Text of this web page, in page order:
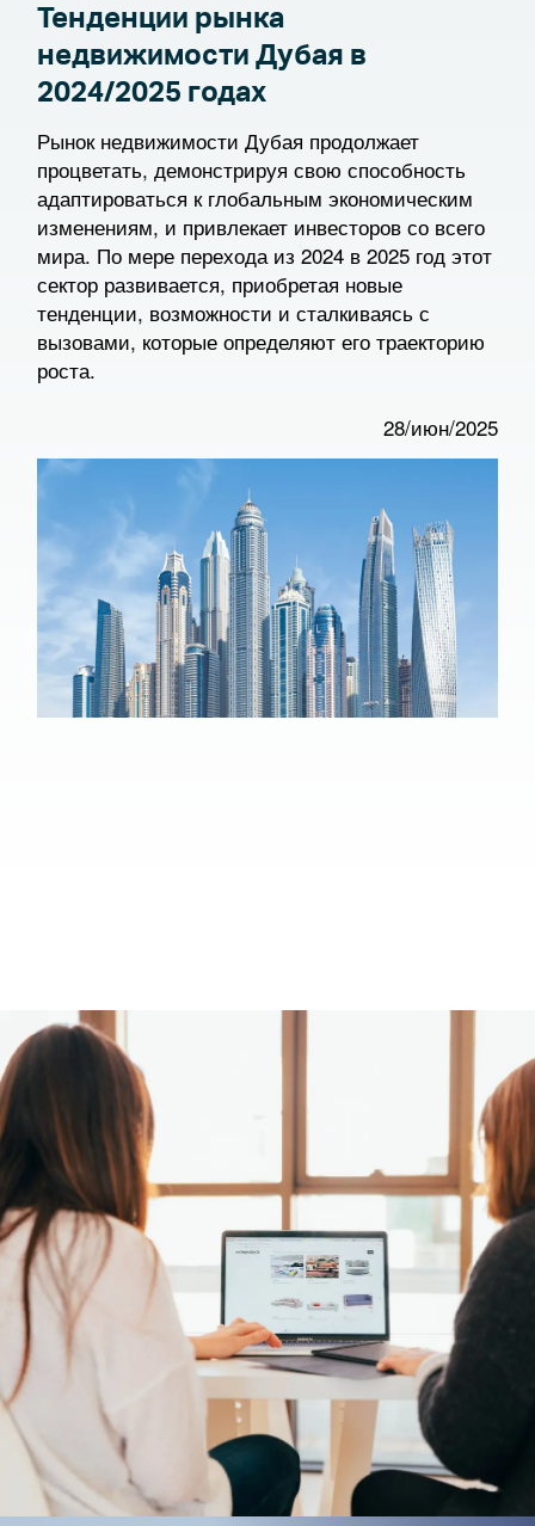
Тенденции рынка
недвижимости Дубая в
2024/2025 годах
Рынок недвижимости Дубая продолжает
процветать, демонстрируя свою способность
адаптироваться к глобальным экономическим
изменениям, и привлекает инвесторов со всего
мира. По мере перехода из 2024 в 2025 год этот
сектор развивается, приобретая новые
тенденции, возможности и сталкиваясь с
вызовами, которые определяют его траекторию
роста.
28/июн/2025